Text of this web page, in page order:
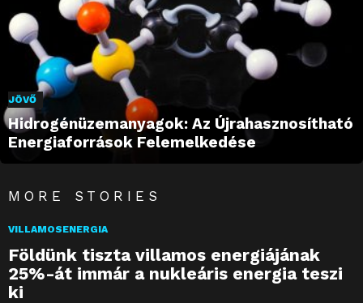
JÖVŐ
Hidrogénüzemanyagok: Az Újrahasznosítható
Energiaforrások Felemelkedése
MORE STORIES
VILLAMOSENERGIA
Földünk tiszta villamos energiájának
25%-át immár a nukleáris energia teszi
ki